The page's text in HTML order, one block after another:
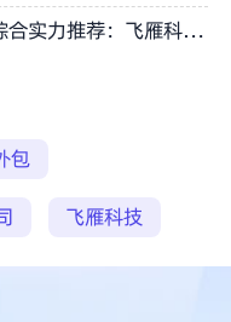
2025年供应商软件开发公司综合实力推荐：飞雁科技五大优势详解
包
飞雁科技